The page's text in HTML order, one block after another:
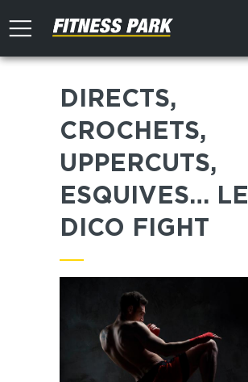
DIRECTS,
CROCHETS,
UPPERCUTS,
ESQUIVES… LE
DICO FIGHT